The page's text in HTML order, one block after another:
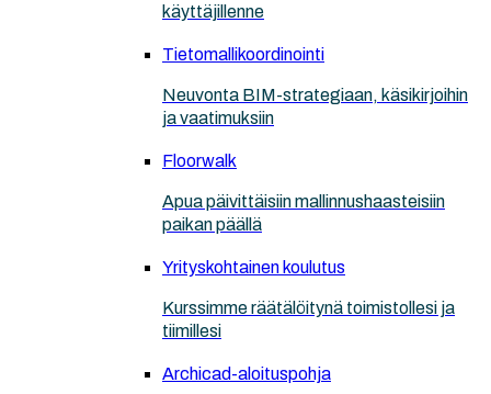
käyttäjillenne
Tietomallikoordinointi
Neuvonta BIM-strategiaan, käsikirjoihin
ja vaatimuksiin
Floorwalk
Apua päivittäisiin mallinnushaasteisiin
paikan päällä
Yrityskohtainen koulutus
Kurssimme räätälöitynä toimistollesi ja
tiimillesi
Archicad-aloituspohja